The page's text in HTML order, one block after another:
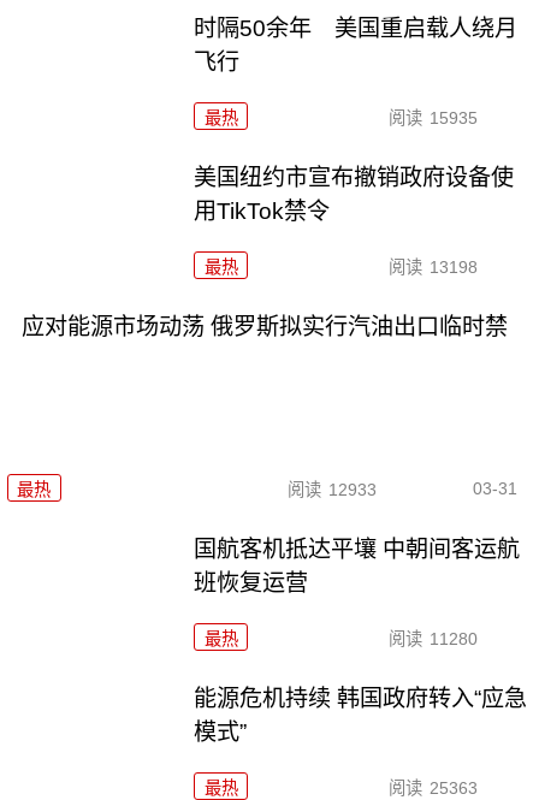
时隔50余年 美国重启载人绕月
飞行
最热 阅读 15935
美国纽约市宣布撤销政府设备使
用TikTok禁令
最热 阅读 13198
应对能源市场动荡 俄罗斯拟实行汽油出口临时禁
最热 阅读 12933 03-31
国航客机抵达平壤 中朝间客运航
班恢复运营
最热 阅读 11280
能源危机持续 韩国政府转入“应急
模式”
最热 阅读 25363